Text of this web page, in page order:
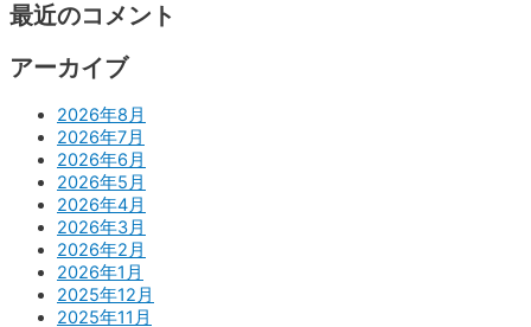
最近のコメント
アーカイブ
2026年8月
2026年7月
2026年6月
2026年5月
2026年4月
2026年3月
2026年2月
2026年1月
2025年12月
2025年11月